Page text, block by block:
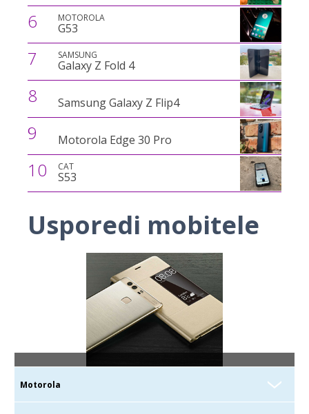
6 MOTOROLA
G53
7 SAMSUNG
Galaxy Z Fold 4
8 Samsung Galaxy Z Flip4
9 Motorola Edge 30 Pro
10 CAT
S53
Usporedi mobitele